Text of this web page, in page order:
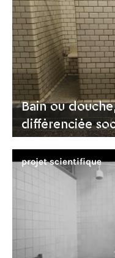
Bain ou
différenciée
projet scientifique